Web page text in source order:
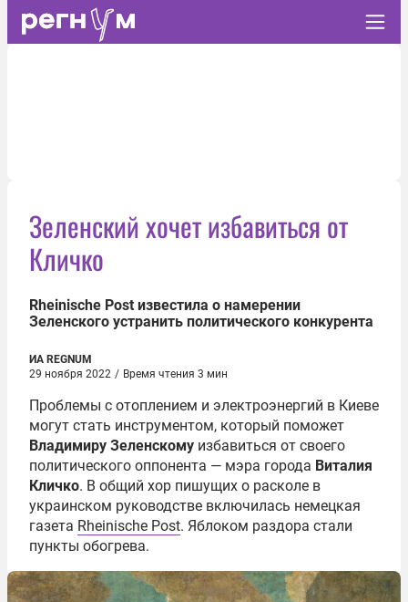
Зеленский хочет избавиться от
Кличко
Rheinische Post известила о намерении
Зеленского устранить политического конкурента
ИА REGNUM
29 ноября 2022 / Время чтения 3 мин
Проблемы с отоплением и электроэнергий в Киеве
могут стать инструментом, который поможет
Владимиру Зеленскому избавиться от своего
политического оппонента — мэра города Виталия
Кличко. В общий хор пишущих о расколе в
украинском руководстве включилась немецкая
газета Rheinische Post. Яблоком раздора стали
пункты обогрева.